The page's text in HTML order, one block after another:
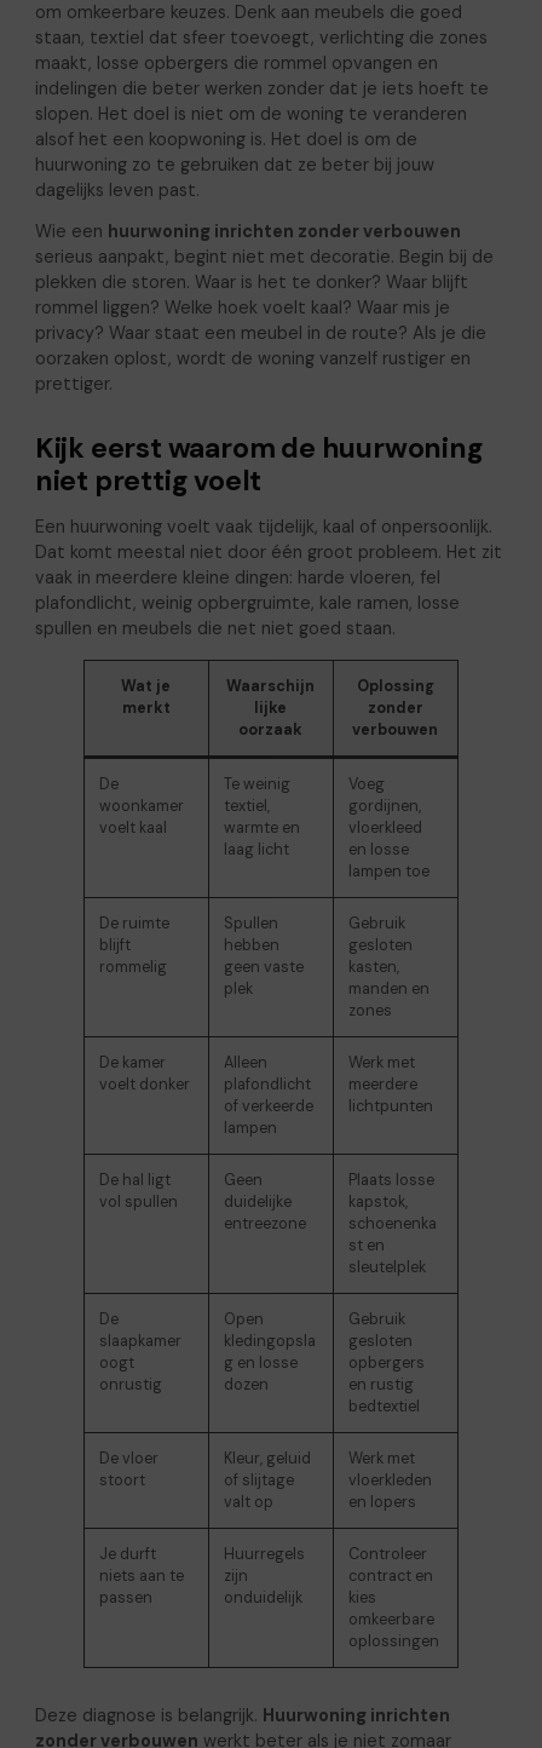
om omkeerbare keuzes. Denk aan meubels die goed
staan, textiel dat sfeer toevoegt, verlichting die zones
maakt, losse opbergers die rommel opvangen en
indelingen die beter werken zonder dat je iets hoeft te
slopen. Het doel is niet om de woning te veranderen
alsof het een koopwoning is. Het doel is om de
huurwoning zo te gebruiken dat ze beter bij jouw
dagelijks leven past.
Wie een huurwoning inrichten zonder verbouwen
serieus aanpakt, begint niet met decoratie. Begin bij de
plekken die storen. Waar is het te donker? Waar blijft
rommel liggen? Welke hoek voelt kaal? Waar mis je
privacy? Waar staat een meubel in de route? Als je die
oorzaken oplost, wordt de woning vanzelf rustiger en
prettiger.
Kijk eerst waarom de huurwoning
niet prettig voelt
Een huurwoning voelt vaak tijdelijk, kaal of onpersoonlijk.
Dat komt meestal niet door één groot probleem. Het zit
vaak in meerdere kleine dingen: harde vloeren, fel
plafondlicht, weinig opbergruimte, kale ramen, losse
spullen en meubels die net niet goed staan.
Wat je
merkt
Waarschijn
lijke
oorzaak
Oplossing
zonder
verbouwen
De
woonkamer
voelt kaal
Te weinig
textiel,
warmte en
laag licht
Voeg
gordijnen,
vloerkleed
en losse
lampen toe
De ruimte
blijft
rommelig
Spullen
hebben
geen vaste
plek
Gebruik
gesloten
kasten,
manden en
zones
De kamer
voelt donker
Alleen
plafondlicht
of verkeerde
lampen
Werk met
meerdere
lichtpunten
De hal ligt
vol spullen
Geen
duidelijke
entreezone
Plaats losse
kapstok,
schoenenka
st en
sleutelplek
De
slaapkamer
oogt
onrustig
Open
kledingopsla
g en losse
dozen
Gebruik
gesloten
opbergers
en rustig
bedtextiel
De vloer
stoort
Kleur, geluid
of slijtage
valt op
Werk met
vloerkleden
en lopers
Je durft
niets aan te
passen
Huurregels
zijn
onduidelijk
Controleer
contract en
kies
omkeerbare
oplossingen
Deze diagnose is belangrijk. Huurwoning inrichten
zonder verbouwen werkt beter als je niet zomaar